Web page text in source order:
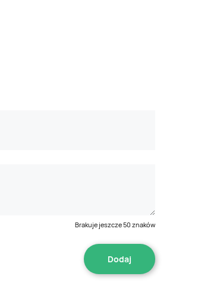
Brakuje jeszcze50 znaków